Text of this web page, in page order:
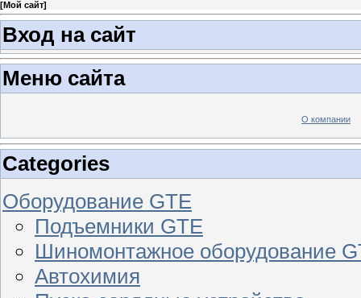
[Мой сайт]
Вход на сайт
Меню сайта
О компании
Categories
Оборудование GTE
Подъемники GTE
Шиномонтажное оборудование
Автохимия